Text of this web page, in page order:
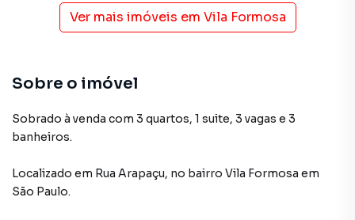
Ver mais imóveis em Vila Formosa
Sobre o imóvel
Sobrado à venda com 3 quartos, 1 suite, 3 vagas e 3
banheiros.
Localizado em Rua Arapaçu, no bairro Vila Formosa em
São Paulo.